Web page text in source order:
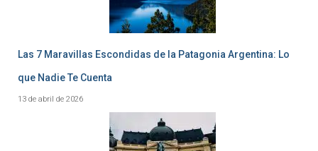
Las 7 Maravillas Escondidas de la Patagonia Argentina: Lo
que Nadie Te Cuenta
13 de abril de 2026